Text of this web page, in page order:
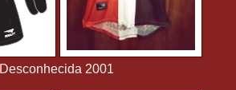
Desconhecida 2001